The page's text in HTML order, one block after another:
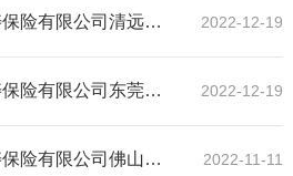
英德营销服务部保险许可证换发公告 2022-12-19
厚街营销服务部保险许可证换发公告 2022-12-19
顺德营销服务部保险许可证换发公告 2022-11-11